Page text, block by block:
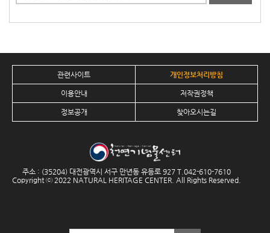
관련사이트 개인정보처리방침
이용안내 저작권정책
정보공개 찾아오시는길
주소 : (35204) 대전광역시 서구 만년동 유등로 927 T. 042-610-7610
Copyright ⓒ 2022 NATURAL HERITAGE CENTER. All Rights Reserved.